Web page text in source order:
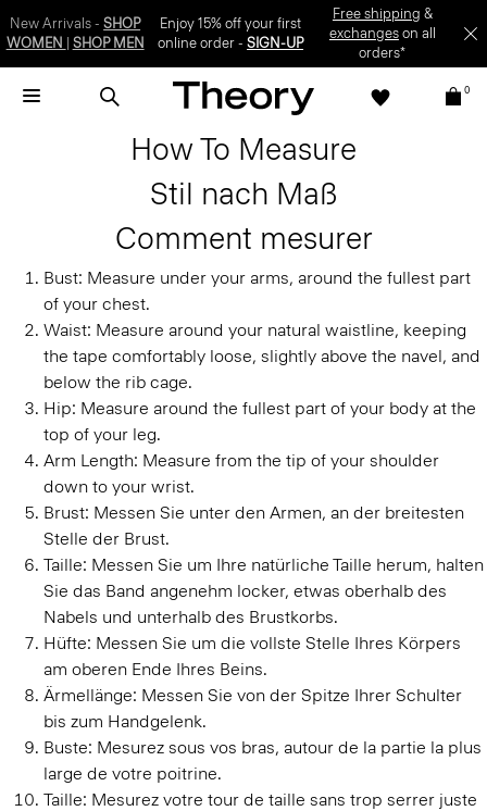
New Arrivals - SHOP
WOMEN
SHOP MEN
Enjoy 15% off your first
online order -SIGN-UP
Free shipping &
exchangeson all
orders*
0
How To Measure
Stil nach Maß
Comment mesurer
Bust: Measure under your arms, around the fullest part
of your chest.
Waist: Measure around your natural waistline, keeping
the tape comfortably loose, slightly above the navel, and
below the rib cage.
Hip: Measure around the fullest part of your body at the
top of your leg.
Arm Length: Measure from the tip of your shoulder
down to your wrist.
Brust: Messen Sie unter den Armen, an der breitesten
Stelle der Brust.
Taille: Messen Sie um Ihre natürliche Taille herum, halten
Sie das Band angenehm locker, etwas oberhalb des
Nabels und unterhalb des Brustkorbs.
Hüfte: Messen Sie um die vollste Stelle Ihres Körpers
am oberen Ende Ihres Beins.
Ärmellänge: Messen Sie von der Spitze Ihrer Schulter
bis zum Handgelenk.
Buste: Mesurez sous vos bras, autour de la partie la plus
large de votre poitrine.
Taille: Mesurez votre tour de taille sans trop serrer juste